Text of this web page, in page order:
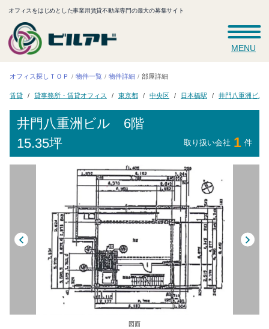
オフィスをはじめとした事業用賃貸不動産専門の最大の募集サイト
MENU
オフィス探しＴＯＰ 物件一覧 物件詳細 部屋詳細
賃貸 貸事務所・賃貸オフィス 東京都 中央区 日本橋駅 井門八重洲ビル
井門八重洲ビル 6階
15.35坪 取り扱い会社 1 件
図面